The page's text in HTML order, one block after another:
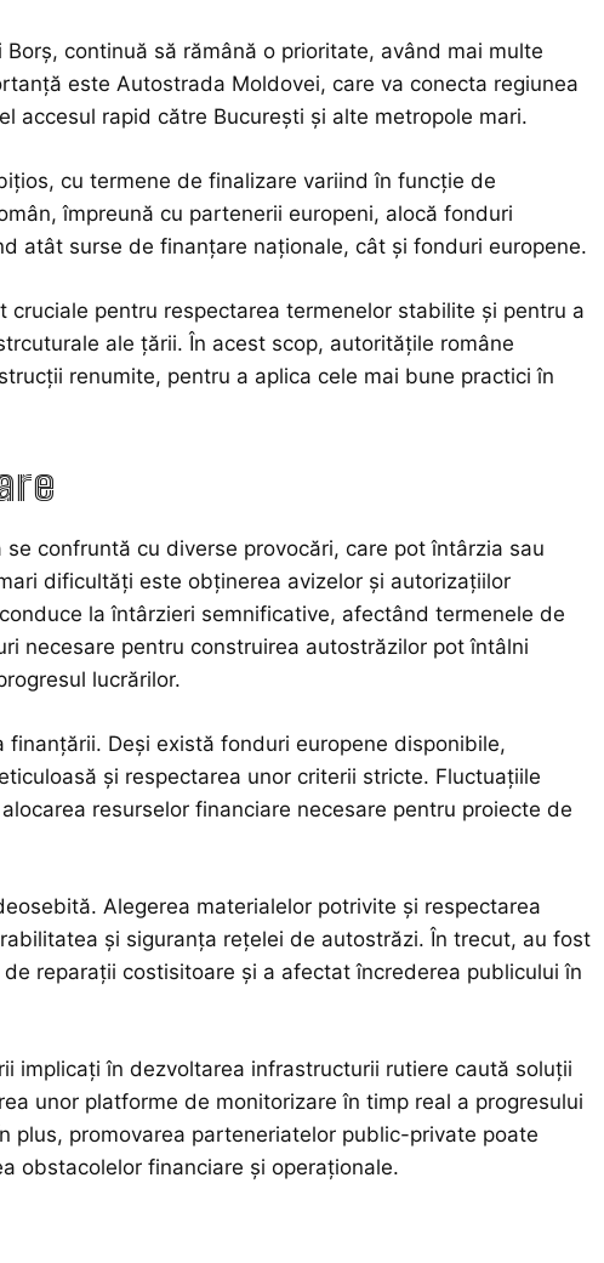
continuă să rămână o prioritate, având mai multe
este Autostrada Moldovei, care va conecta regiunea
rapid către București și alte metropole mari.
cu termene de finalizare variind în funcție de
împreună cu partenerii europeni, alocă fonduri
atât surse de finanțare naționale, cât și fonduri europene.
pentru respectarea termenelor stabilite și pentru a
ale țării. În acest scop, autoritățile române
renumite, pentru a aplica cele mai bune practici în
confruntă cu diverse provocări, care pot întârzia sau
dificultăți este obținerea avizelor și autorizațiilor
la întârzieri semnificative, afectând termenele de
necesare pentru construirea autostrăzilor pot întâlni
lucrărilor.
Deși există fonduri europene disponibile,
și respectarea unor criterii stricte. Fluctuațiile
resurselor financiare necesare pentru proiecte de
Alegerea materialelor potrivite și respectarea
și siguranța rețelei de autostrăzi. În trecut, au fost
reparații costisitoare și a afectat încrederea publicului în
implicați în dezvoltarea infrastructurii rutiere caută soluții
unor platforme de monitorizare în timp real a progresului
plus, promovarea parteneriatelor public-private poate
obstacolelor financiare și operaționale.